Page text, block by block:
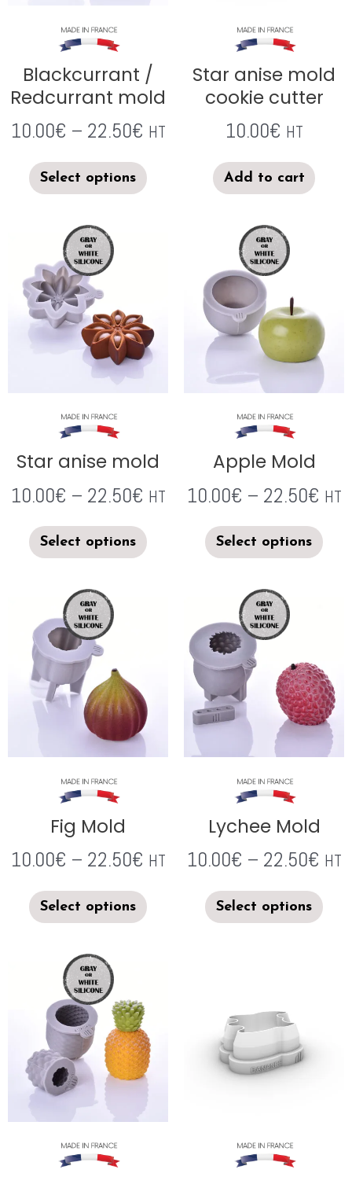
Blackcurrant /
Redcurrant mold
10.00€ – 22.50€ HT
Select options
Star anise mold
cookie cutter
10.00€ HT
Add to cart
Star anise mold
10.00€ – 22.50€ HT
Select options
Apple Mold
10.00€ – 22.50€ HT
Select options
Fig Mold
10.00€ – 22.50€ HT
Select options
Lychee Mold
10.00€ – 22.50€ HT
Select options